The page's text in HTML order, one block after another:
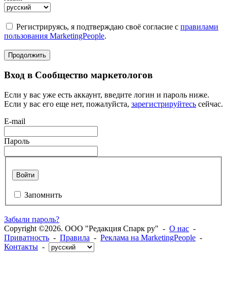
Регистрируясь, я подтверждаю своё согласие с правилами
пользования MarketingPeople.
Продолжить
Вход в Сообщество маркетологов
Если у вас уже есть аккаунт, введите логин и пароль ниже.
Если у вас его еще нет, пожалуйста, зарегистрируйтесь сейчас.
E-mail
Пароль
Войти
Запомнить
Забыли пароль?
Copyright ©2026. ООО "Редакция Спарк ру" - О нас -
Приватность - Правила - Реклама на MarketingPeople -
Контакты -